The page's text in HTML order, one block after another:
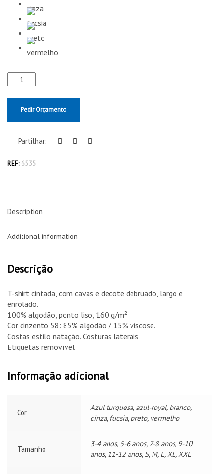
Pedir Orçamento
Partilhar:
REF: 6535
Description
Additional information
Descrição
T-shirt cintada, com cavas e decote debruado, largo e
enrolado.
100% algodão, ponto liso , 160 g/m²
Cor cinzento 58: 85% algodão / 15% viscose.
Costas estilo natação. Costuras laterais
Etiquetas removível
Informação adicional
Cor
Azul turquesa, azul-royal, branco,
cinza, fucsia, preto, vermelho
Tamanho
3-4 anos, 5-6 anos, 7-8 anos, 9-10
anos, 11-12 anos, S, M, L, XL, XXL